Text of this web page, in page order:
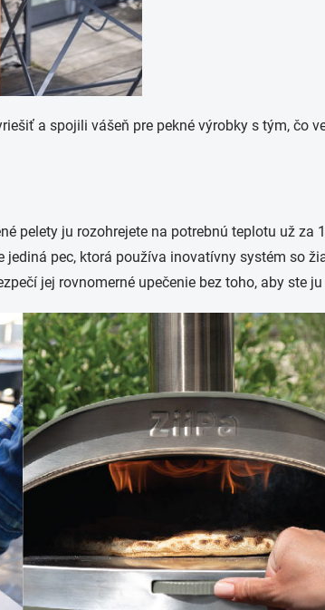
a spojili vášeň pre pekné výrobky s tým, čo
pelety ju rozohrejete na potrebnú teplotu už
pec, ktorá používa inovatívny systém so
jej rovnomerné upečenie bez toho, aby ste